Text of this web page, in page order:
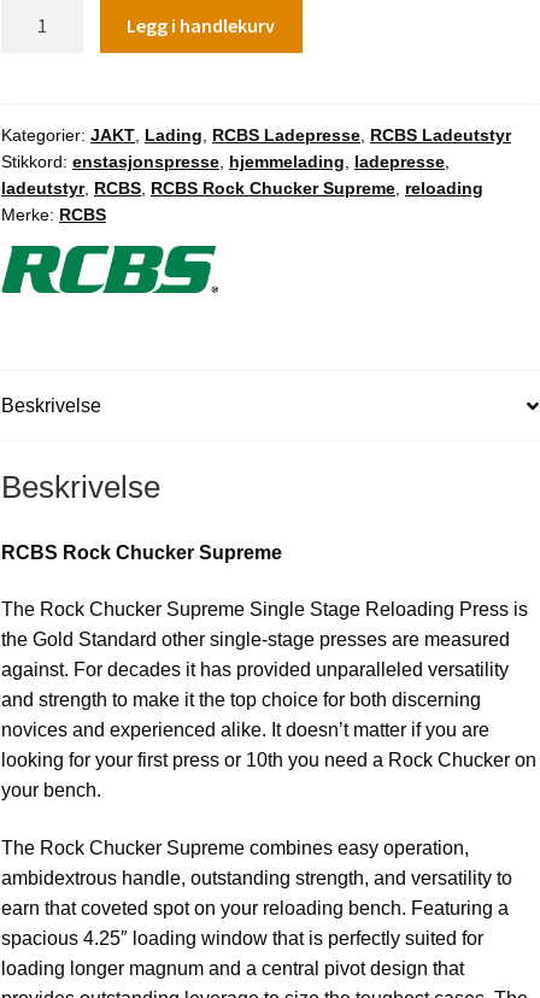
antall
Legg i handlekurv
Kategorier: JAKT Lading RCBS Ladepresse RCBS Ladeutstyr
Stikkord: enstasjonspresse hjemmelading ladepresse
ladeutstyr, RCBS RCBS Rock Chucker Supreme reloading
Merke: RCBS
Beskrivelse
Beskrivelse
RCBS Rock Chucker Supreme
The Rock Chucker Supreme Single Stage Reloading Press is
the Gold Standard other single-stage presses are measured
against. For decades it has provided unparalleled versatility
and strength to make it the top choice for both discerning
novices and experienced alike. It doesn’t matter if you are
looking for your first press or 10th you need a Rock Chucker on
your bench.
The Rock Chucker Supreme combines easy operation,
ambidextrous handle, outstanding strength, and versatility to
earn that coveted spot on your reloading bench. Featuring a
spacious 4.25″ loading window that is perfectly suited for
loading longer magnum and a central pivot design that